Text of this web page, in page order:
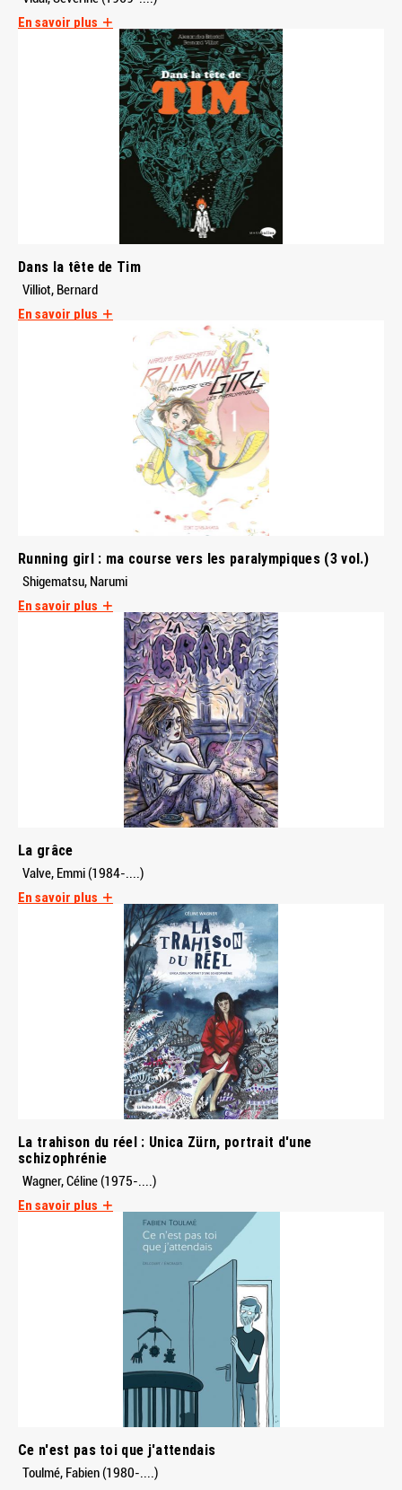
En savoir plus
Dans la tête de Tim
Villiot, Bernard
En savoir plus
Running girl : ma course vers les paralympiques (3 vol.)
Shigematsu, Narumi
En savoir plus
La grâce
Valve, Emmi (1984-....)
En savoir plus
La trahison du réel : Unica Zürn, portrait d'une
schizophrénie
Wagner, Céline (1975-....)
En savoir plus
Ce n'est pas toi que j'attendais
Toulmé, Fabien (1980-....)